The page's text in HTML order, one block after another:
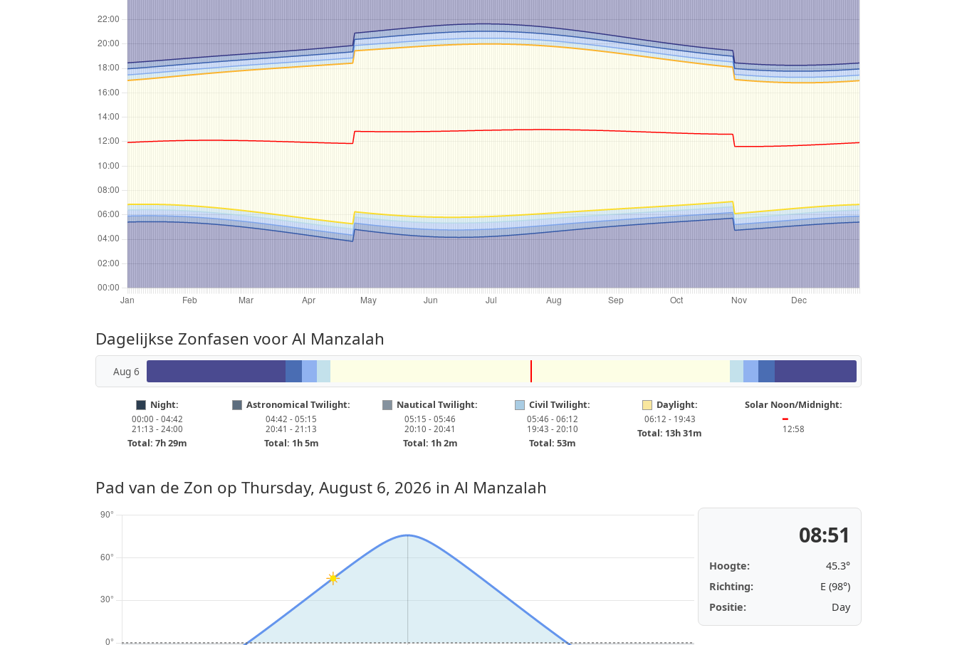
Dagelijkse Zonfasen voor Al Manzalah
Aug 6
Night:
00:00 - 04:42
21:13 - 24:00
Total: 7h 29m
Astronomical Twilight:
04:42 - 05:15
20:41 - 21:13
Total: 1h 5m
Nautical Twilight:
05:15 - 05:46
20:10 - 20:41
Total: 1h 2m
Civil Twilight:
05:46 - 06:12
19:43 - 20:10
Total: 53m
Daylight:
06:12 - 19:43
Total: 13h 31m
Solar Noon/Midnight:
━
12:58
Pad van de Zon op Thursday, August 6, 2026 in Al Manzalah
08:51
Hoogte:
45.3°
Richting:
E (98°)
Positie:
Day